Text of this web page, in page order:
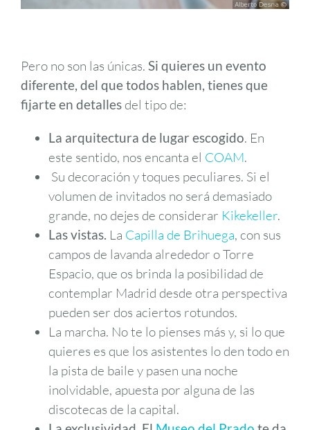
Pero no son las únicas. Si quieres un evento
diferente, del que todos hablen, tienes que
fijarte en detallesdel tipo de:
La arquitectura de lugar escogido. En
este sentido, nos encanta el COAM.
Su decoración y toques peculiares. Si el
volumen de invitados no será demasiado
grande, no dejes de considerar Kikekeller.
Las vistas. La Capilla de Brihuega, con sus
campos de lavanda alrededor o Torre
Espacio, que os brinda la posibilidad de
contemplar Madrid desde otra perspectiva
pueden ser dos aciertos rotundos.
La marcha. No te lo pienses más y, si lo que
quieres es que los asistentes lo den todo en
la pista de baile y pasen una noche
inolvidable, apuesta por alguna de las
discotecas de la capital.